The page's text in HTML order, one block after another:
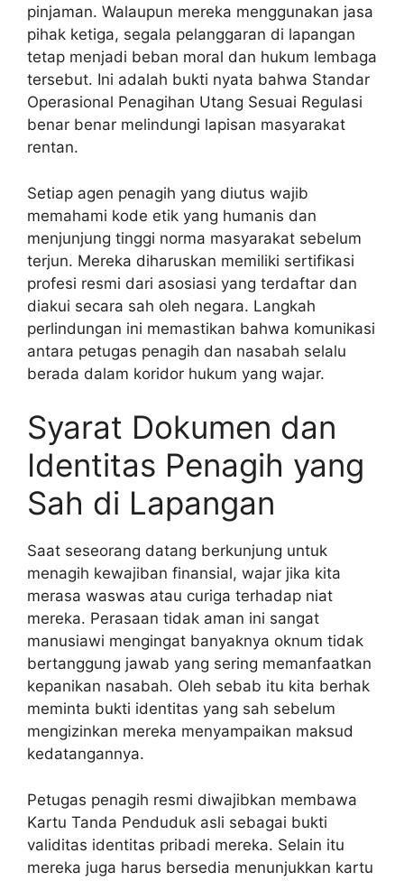
pinjaman. Walaupun mereka menggunakan jasa
pihak ketiga, segala pelanggaran di lapangan
tetap menjadi beban moral dan hukum lembaga
tersebut. Ini adalah bukti nyata bahwa Standar
Operasional Penagihan Utang Sesuai Regulasi
benar benar melindungi lapisan masyarakat
rentan.
Setiap agen penagih yang diutus wajib
memahami kode etik yang humanis dan
menjunjung tinggi norma masyarakat sebelum
terjun. Mereka diharuskan memiliki sertifikasi
profesi resmi dari asosiasi yang terdaftar dan
diakui secara sah oleh negara. Langkah
perlindungan ini memastikan bahwa komunikasi
antara petugas penagih dan nasabah selalu
berada dalam koridor hukum yang wajar.
Syarat Dokumen dan
Identitas Penagih yang
Sah di Lapangan
Saat seseorang datang berkunjung untuk
menagih kewajiban finansial, wajar jika kita
merasa waswas atau curiga terhadap niat
mereka. Perasaan tidak aman ini sangat
manusiawi mengingat banyaknya oknum tidak
bertanggung jawab yang sering memanfaatkan
kepanikan nasabah. Oleh sebab itu kita berhak
meminta bukti identitas yang sah sebelum
mengizinkan mereka menyampaikan maksud
kedatangannya.
Petugas penagih resmi diwajibkan membawa
Kartu Tanda Penduduk asli sebagai bukti
validitas identitas pribadi mereka. Selain itu
mereka juga harus bersedia menunjukkan kartu